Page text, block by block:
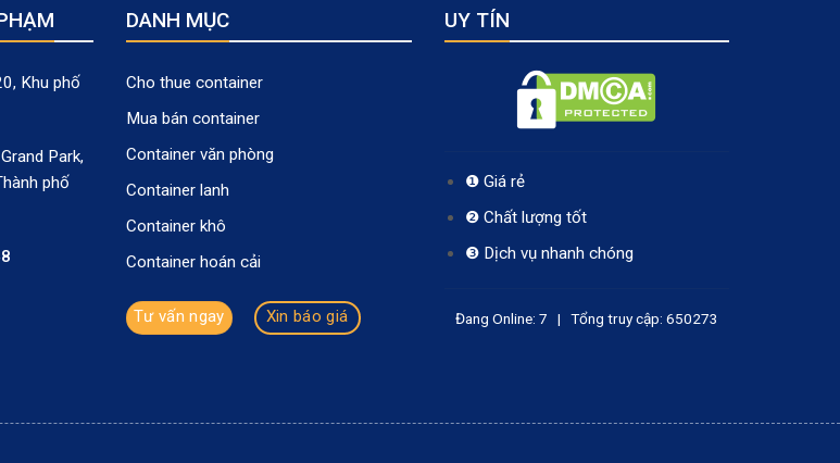
Khu phố
Park,
phố
DANH MỤC
Cho thue container
Mua bán container
Container văn phòng
Container lanh
Container khô
Container hoán cải
Tư vấn ngay Xin báo giá
UY TÍN
❶ Giá rẻ
❷ Chất lượng tốt
❸ Dịch vụ nhanh chóng
Đang Online: 7 | Tổng truy cập: 650273